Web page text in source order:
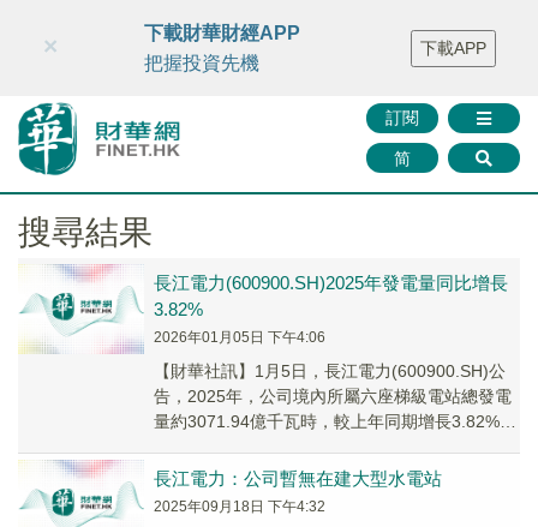
財華智庫網 FINTV FINMETA 財華證券 媒體矩陣
智庫沙龍
聯絡我們
訂閱
简
×
下載財華財經APP
把握投資先機
下載APP
搜尋結果
長江電力(600900.SH)2025年發電量同比增長
3.82%
2026年01月05日 下午4:06
【財華社訊】1月5日，長江電力(600900.SH)公
告，2025年，公司境內所屬六座梯級電站總發電
量約3071.94億千瓦時，較上年同期增長3.82%。
長江電力：公司暫無在建大型水電站
2025年09月18日 下午4:32